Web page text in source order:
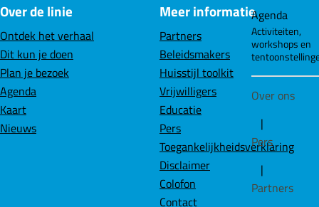
Agenda
Activiteiten,
workshops en
Over ons
|
Pers
|
Partners
e
b
o
o
k
k
d
I
n
A
Over de linie
Ontdek het verhaal
Dit kun je doen
Plan je bezoek
Agenda
Kaart
Nieuws
Meer informatie
Partners
Beleidsmakers
Huisstijl toolkit
Vrijwilligers
Educatie
Pers
Toegankelijkheidsverklaring
Disclaimer
Colofon
Contact